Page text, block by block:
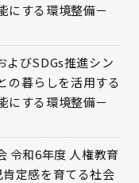
にする環境整備－
よびSDGs推進シン
の暮らしを活用する
にする環境整備－
令和6年度 人権教育
肯定感を育てる社会